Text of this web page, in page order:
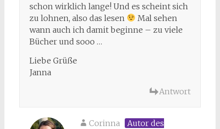
schon wirklich lange! Und es scheint sich
zu lohnen, also das lesen
Mal sehen
wann auch ich damit beginne – zu viele
Bücher und sooo …
Liebe Grüße
Janna
Antwort
Corinna
Autor des